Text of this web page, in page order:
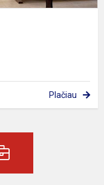
Plačiau